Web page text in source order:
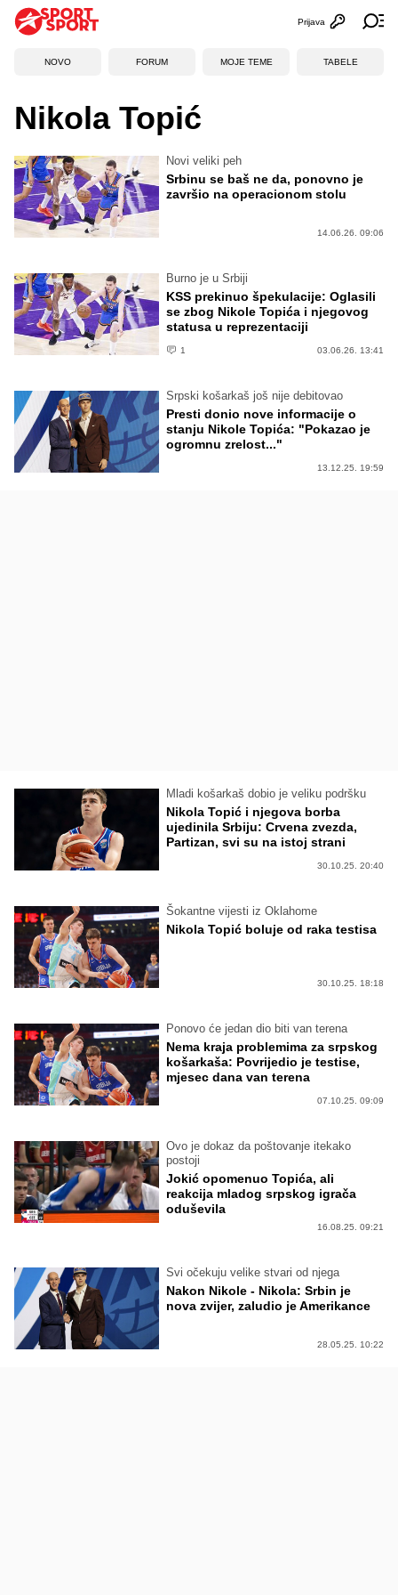
Otvori
Prijava
NOVO FORUM MOJE TEME TABELE
Nikola Topić
Novi veliki peh
Srbinu se baš ne da, ponovno je
završio na operacionom stolu
14.06.26. 09:06
Burno je u Srbiji
KSS prekinuo špekulacije: Oglasili
se zbog Nikole Topića i njegovog
statusa u reprezentaciji
1 03.06.26. 13:41
Srpski košarkaš još nije debitovao
Presti donio nove informacije o
stanju Nikole Topića: "Pokazao je
ogromnu zrelost..."
13.12.25. 19:59
Mladi košarkaš dobio je veliku podršku
Nikola Topić i njegova borba
ujedinila Srbiju: Crvena zvezda,
Partizan, svi su na istoj strani
30.10.25. 20:40
Šokantne vijesti iz Oklahome
Nikola Topić boluje od raka testisa
30.10.25. 18:18
Ponovo će jedan dio biti van terena
Nema kraja problemima za srpskog
košarkaša: Povrijedio je testise,
mjesec dana van terena
07.10.25. 09:09
Ovo je dokaz da poštovanje itekako
postoji
Jokić opomenuo Topića, ali
reakcija mladog srpskog igrača
oduševila
16.08.25. 09:21
Svi očekuju velike stvari od njega
Nakon Nikole - Nikola: Srbin je
nova zvijer, zaludio je Amerikance
28.05.25. 10:22